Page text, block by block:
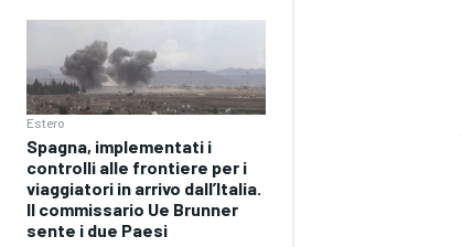
Estero
Spagna, implementati i
controlli alle frontiere per i
viaggiatori in arrivo dall’Italia.
Il commissario Ue Brunner
sente i due Paesi